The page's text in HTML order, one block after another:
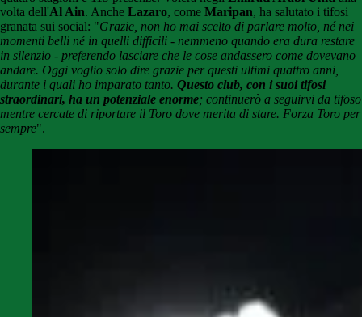
volta dell'Al Ain. Anche Lazaro, come Maripan, ha salutato i tifosi
granata sui social: "Grazie, non ho mai scelto di parlare molto, né nei
momenti belli né in quelli difficili - nemmeno quando era dura restare
in silenzio - preferendo lasciare che le cose andassero come dovevano
andare. Oggi voglio solo dire grazie per questi ultimi quattro anni,
durante i quali ho imparato tanto. Questo club, con i suoi tifosi
straordinari, ha un potenziale enorme; continuerò a seguirvi da tifoso
mentre cercate di riportare il Toro dove merita di stare. Forza Toro per
sempre".